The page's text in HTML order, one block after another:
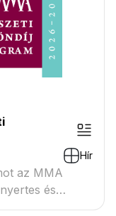
Hír
az MMA
és
a